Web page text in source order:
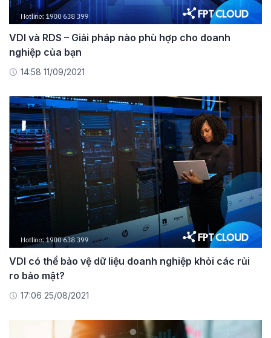
VDI và RDS – Giải pháp nào phù hợp cho doanh
nghiệp của bạn
14:58 11/09/2021
VDI có thể bảo vệ dữ liệu doanh nghiệp khỏi các rủi
ro bảo mật?
17:06 25/08/2021